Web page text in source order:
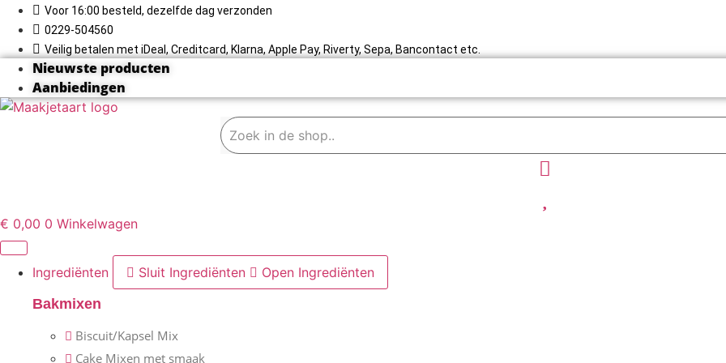
naar
inhoud
Voor 16:00 besteld, dezelfde dag verzonden
0229-504560
Veilig betalen met iDeal, Creditcard, Klarna, Apple Pay, Riverty, Sepa, Bancontact etc.
Nieuwste producten
Aanbiedingen
€ 0,00 0 Winkelwagen
Ingrediënten Sluit Ingrediënten
Open Ingrediënten
Bakmixen
Biscuit/Kapsel Mix
Cake Mixen met smaak